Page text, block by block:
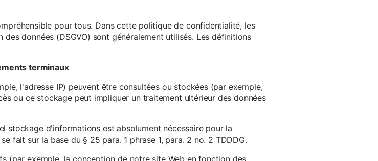
pour tous. Dans cette politique de confidentialité, les
données (DSGVO) sont généralement utilisés. Les définitions
terminaux
l'adresse IP) peuvent être consultées ou stockées (par exemple,
ou ce stockage peut impliquer un traitement ultérieur des données
stockage d'informations est absolument nécessaire pour la
fait sur la base du § 25 para. 1 phrase 1, para. 2 no. 2 TDDDG.
(par exemple, la conception de notre site Web en fonction des